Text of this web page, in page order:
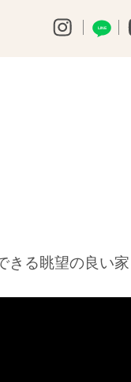
LINE
きる眺望の良い家